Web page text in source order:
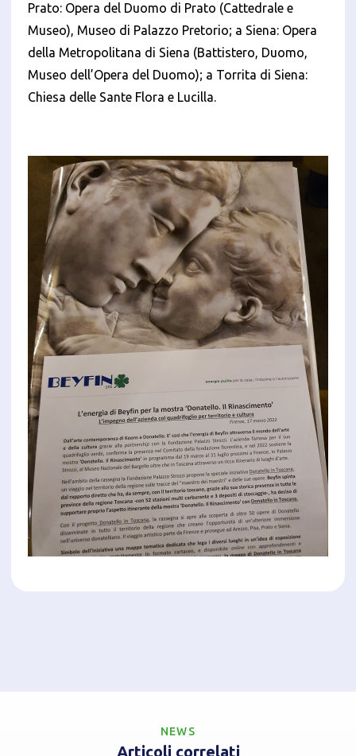
Prato: Opera del Duomo di Prato (Cattedrale e
Museo), Museo di Palazzo Pretorio; a Siena: Opera
della Metropolitana di Siena (Battistero, Duomo,
Museo dell’Opera del Duomo); a Torrita di Siena:
Chiesa delle Sante Flora e Lucilla.
NEWS
Articoli correlati